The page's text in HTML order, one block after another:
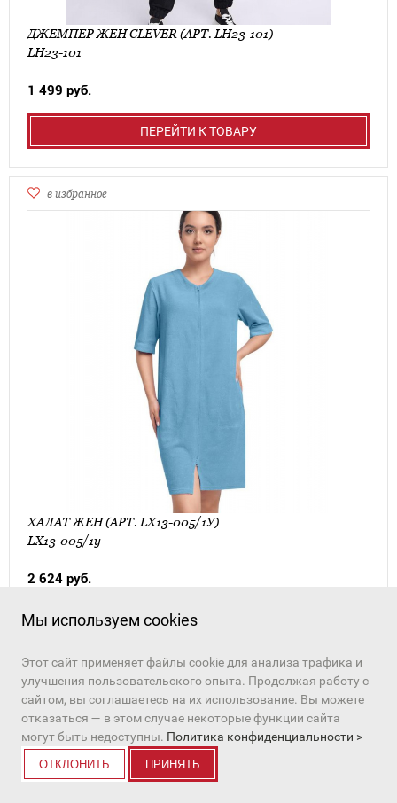
ДЖЕМПЕР ЖЕН CLEVER (АРТ. LH23-101)
LH23-101
1 499 руб.
ПЕРЕЙТИ К ТОВАРУ
в избранное
ХАЛАТ ЖЕН (АРТ. LX13-005/1У)
LX13-005/1у
2 624 руб.
ПЕРЕЙТИ К ТОВАРУ
в избранное
Мы используем cookies
Этот сайт применяет файлы cookie для анализа трафика и
улучшения пользовательского опыта. Продолжая работу с
сайтом, вы соглашаетесь на их использование. Вы можете
отказаться — в этом случае некоторые функции сайта
могут быть недоступны. Политика конфиденциальности >
ОТКЛОНИТЬ ПРИНЯТЬ